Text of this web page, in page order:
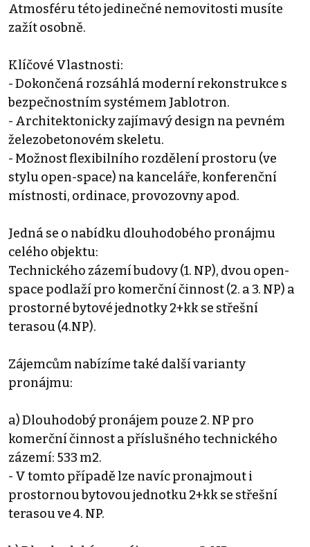
Atmosféru této jedinečné nemovitosti musíte
zažít osobně.
Klíčové Vlastnosti:
- Dokončená rozsáhlá moderní rekonstrukce s
bezpečnostním systémem Jablotron.
- Architektonicky zajímavý design na pevném
železobetonovém skeletu.
- Možnost flexibilního rozdělení prostoru (ve
stylu open-space) na kanceláře, konferenční
místnosti, ordinace, provozovny apod.
Jedná se o nabídku dlouhodobého pronájmu
celého objektu:
Technického zázemí budovy (1. NP), dvou open-
space podlaží pro komerční činnost (2. a 3. NP) a
prostorné bytové jednotky 2+kk se střešní
terasou (4.NP).
Zájemcům nabízíme také další varianty
pronájmu:
a) Dlouhodobý pronájem pouze 2. NP pro
komerční činnost a příslušného technického
zázemí: 533 m2.
- V tomto případě lze navíc pronajmout i
prostornou bytovou jednotku 2+kk se střešní
terasou ve 4. NP.